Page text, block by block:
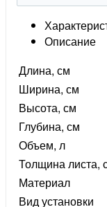
Описание
Длина, см
Ширина, см
Высота, см
Глубина, см
Объем, л
Толщина листа,
Материал
Вид установки